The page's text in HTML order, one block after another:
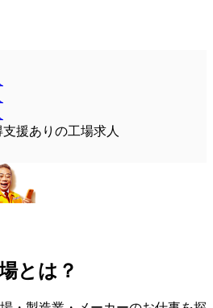
援ありの工場求人
とは？